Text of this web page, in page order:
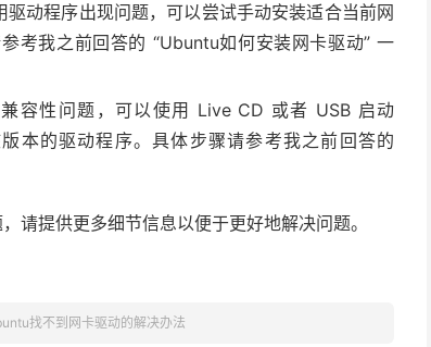
动程序出现问题，可以尝试手动安装适合当前网
考我之前回答的 “Ubuntu如何安装网卡驱动” 一
容性问题，可以使用 Live CD 或者 USB 启动
本的驱动程序。具体步骤请参考我之前回答的
请提供更多细节信息以便于更好地解决问题。
找不到网卡驱动的解决办法